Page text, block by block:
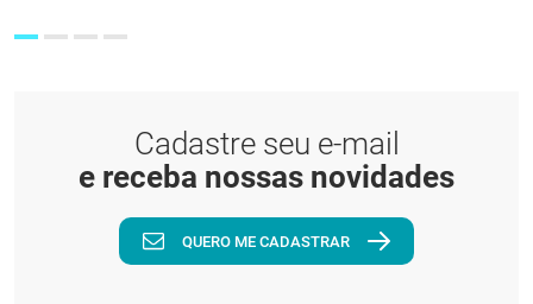
Cadastre seu e-mail
e receba nossas novidades
QUERO ME CADASTRAR